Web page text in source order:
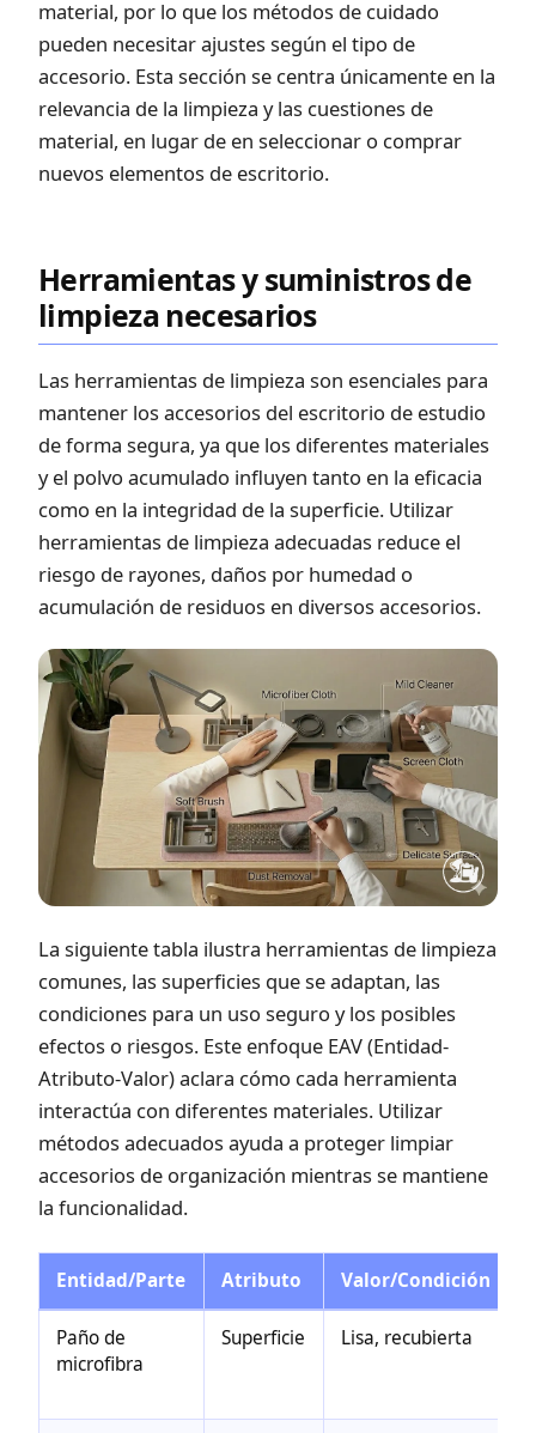
material, por lo que los métodos de cuidado
pueden necesitar ajustes según el tipo de
accesorio. Esta sección se centra únicamente en la
relevancia de la limpieza y las cuestiones de
material, en lugar de en seleccionar o comprar
nuevos elementos de escritorio.
Herramientas y suministros de
limpieza necesarios
Las herramientas de limpieza son esenciales para
mantener los accesorios del escritorio de estudio
de forma segura, ya que los diferentes materiales
y el polvo acumulado influyen tanto en la eficacia
como en la integridad de la superficie. Utilizar
herramientas de limpieza adecuadas reduce el
riesgo de rayones, daños por humedad o
acumulación de residuos en diversos accesorios.
La siguiente tabla ilustra herramientas de limpieza
comunes, las superficies que se adaptan, las
condiciones para un uso seguro y los posibles
efectos o riesgos. Este enfoque EAV (Entidad-
Atributo-Valor) aclara cómo cada herramienta
interactúa con diferentes materiales. Utilizar
métodos adecuados ayuda a proteger limpiar
accesorios de organización mientras se mantiene
la funcionalidad.
Entidad/Parte Atributo Valor/Condición
Paño de
microfibra
Superficie Lisa, recubierta